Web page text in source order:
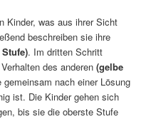
Kinder, was aus ihrer Sicht
beschreiben sie ihre
. Im dritten Schritt
des anderen(gelbe
nach einer Lösung
ist. Die Kinder gehen sich
bis sie die oberste Stufe